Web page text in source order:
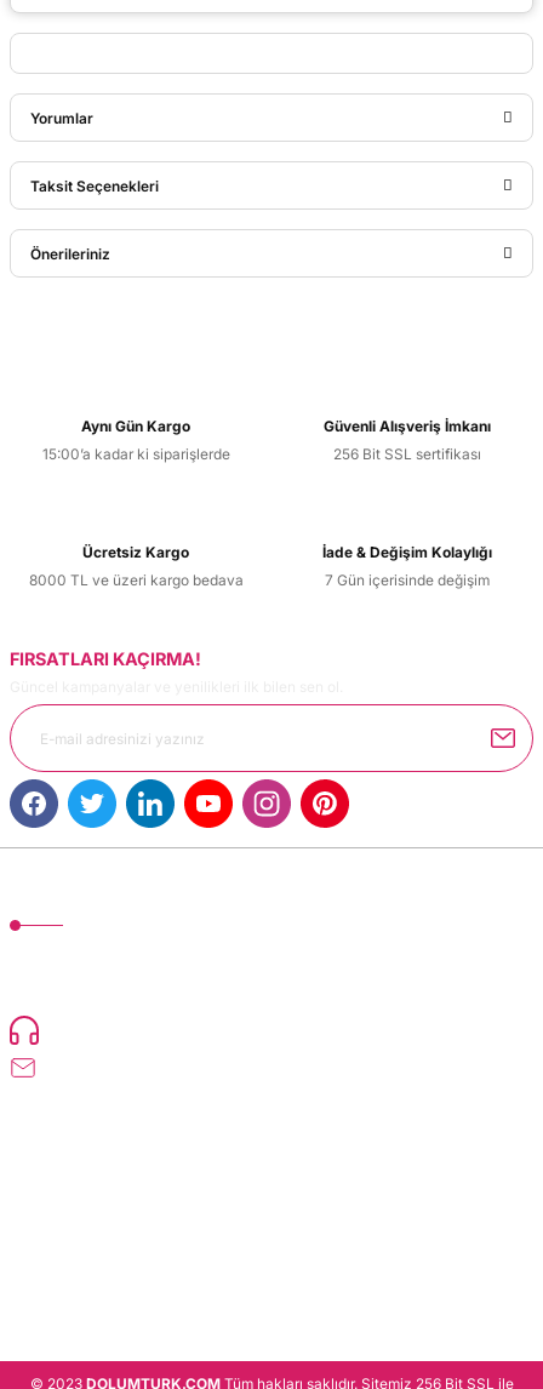
Yorumlar
Bu ürüne ilk yorumu siz yapın!
Taksit Seçenekleri
Önerileriniz
Ürün resmi kalitesiz, bozuk veya görüntülenemiyor.
Ürün fiyatı diğer sitelerden daha pahalı.
Bu ürüne benzer farklı alternatifler olmalı.
Aynı Gün Kargo
15:00’a kadar ki siparişlerde
Güvenli Alışveriş İmkanı
256 Bit SSL sertifikası
Ücretsiz Kargo
8000 TL ve üzeri kargo bedava
İade & Değişim Kolaylığı
7 Gün içerisinde değişim
FIRSATLARI KAÇIRMA!
© 2023 DOLUMTURK.COMTüm hakları saklıdır. Sitemiz 256 Bit SSL ile